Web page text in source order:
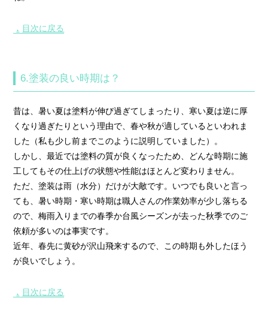
▲ 目次に戻る
6.塗装の良い時期は？
昔は、暑い夏は塗料が伸び過ぎてしまったり、寒い夏は逆に厚
くなり過ぎたりという理由で、春や秋が適しているといわれま
した（私も少し前までこのように説明していました）。
しかし、最近では塗料の質が良くなったため、どんな時期に施
工してもその仕上げの状態や性能はほとんど変わりません。
ただ、塗装は雨（水分）だけが大敵です。いつでも良いと言っ
ても、暑い時期・寒い時期は職人さんの作業効率が少し落ちる
ので、梅雨入りまでの春季か台風シーズンが去った秋季でのご
依頼が多いのは事実です。
近年、春先に黄砂が沢山飛来するので、この時期も外したほう
が良いでしょう。
▲ 目次に戻る